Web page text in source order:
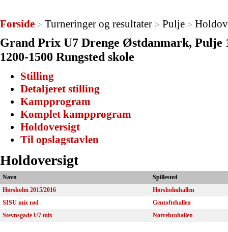
Forside > Turneringer og resultater > Pulje >
Grand Prix U7 Drenge Østdanmark, Pulje
1200-1500 Rungsted skole
Stilling
Detaljeret stilling
Kampprogram
Komplet kampprogram
Holdoversigt
Til opslagstavlen
Holdoversigt
Navn
Spillested
Hørsholm 2015/2016
Hørsholmhallen
SISU mix rød
Gentoftehallen
Stevnsgade U7 mix
Nørrebrohallen